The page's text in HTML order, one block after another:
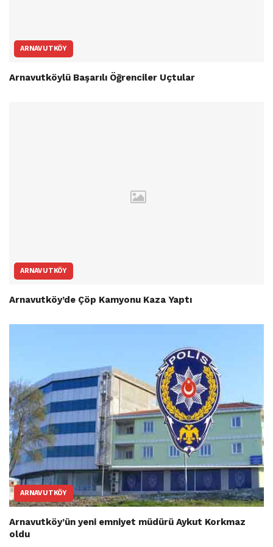
ARNAVUTKÖY
Arnavutköylü Başarılı Öğrenciler Uçtular
ARNAVUTKÖY
Arnavutköy’de Çöp Kamyonu Kaza Yaptı
ARNAVUTKÖY
Arnavutköy’ün yeni emniyet müdürü Aykut Korkmaz
oldu